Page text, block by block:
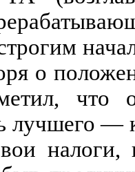
о
что
лучшего —